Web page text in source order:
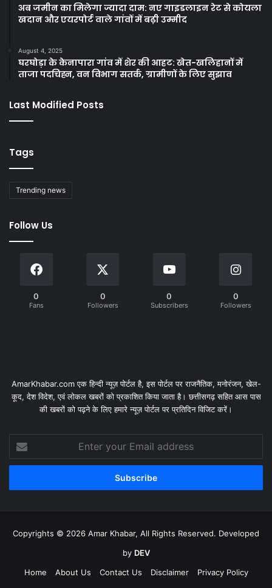
अब जमीन का मिलेगा ज्यादा दाम: नए गाइडलाइन रेट से कोयला
खदान और एयरपोर्ट वाले गांवों में बढ़ी उम्मीद
August 4, 2025
घरघोड़ा के केनापारा गांव में शेर की आहट: खेत-खलिहानों में
ताजा पदचिह्न, वन विभाग सतर्क, ग्रामीणों के लिए सुझाव
Last Modified Posts
Tags
Trending news
Follow Us
0
Fans
0
Followers
0
Subscribers
0
Followers
AmarKhabar.com एक हिन्दी न्यूज़ पोर्टल है, इस पोर्टल पर राजनैतिक, मनोरंजन, खेल-
कूद, देश विदेश, एवं लोकल खबरों को प्रकाशित किया जाता है। छत्तीसगढ़ सहित आस पास
की खबरों को पढ़ने के लिए हमारे न्यूज़ पोर्टल पर प्रतिदिन विजिट करें।
your
Email
Copyrights © 2026 Amar Khabar, All Rights Reserved. Developed
by DEV
Home
About Us Contact Us Disclaimer Privacy Policy